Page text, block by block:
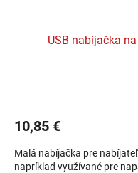
USB nabíjačka
10,85 €
Malá nabíjačka pre
napríklad využívané pre